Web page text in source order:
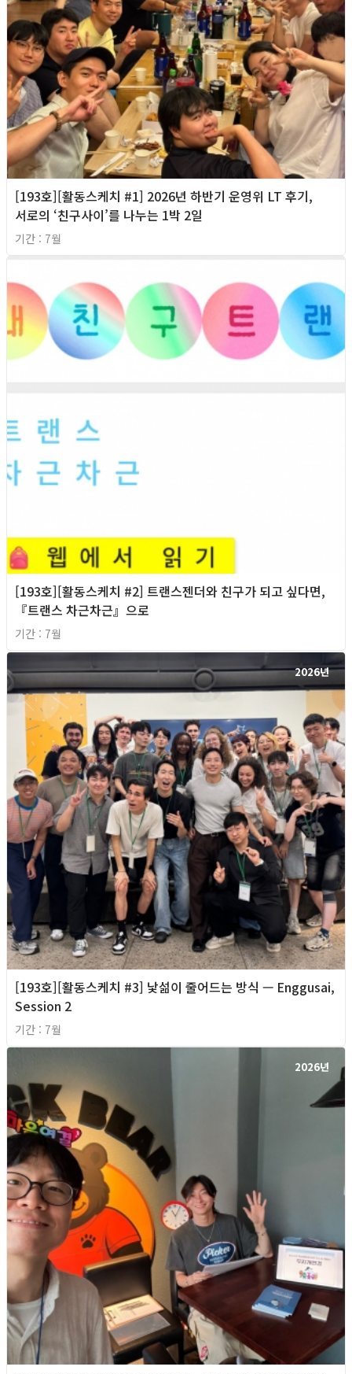
[193호][활동스케치 #1] 2026년 하반기 운영위 LT 후기,
서로의 ‘친구사이’를 나누는 1박 2일
기간 : 7월
[193호][활동스케치 #2] 트랜스젠더와 친구가 되고 싶다면,
『트랜스 차근차근』으로
기간 : 7월
2026년
[193호][활동스케치 #3] 낯섦이 줄어드는 방식 — Enggusai,
Session 2
기간 : 7월
2026년